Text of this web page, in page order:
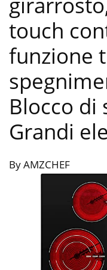
touch
funzione
Blocco di
Grandi
By AMZCHEF